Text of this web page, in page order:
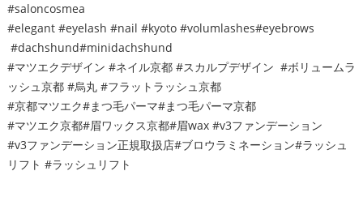
#saloncosmea
#elegant #eyelash #nail #kyoto #volumlashes#eyebrows
#dachshund#minidachshund
#マツエクデザイン #ネイル京都 #スカルプデザイン #ボリュームラ
ッシュ京都 #烏丸 #フラットラッシュ京都
#京都マツエク#まつ毛パーマ#まつ毛パーマ京都
#マツエク京都#眉ワックス京都#眉wax #v3ファンデーション
#v3ファンデーション正規取扱店#ブロウラミネーション#ラッシュ
リフト #ラッシュリフト